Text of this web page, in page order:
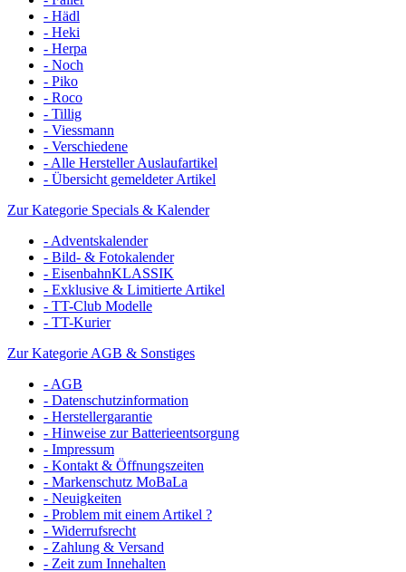
- Hädl
- Heki
- Herpa
- Noch
- Piko
- Roco
- Tillig
- Viessmann
- Verschiedene
- Alle Hersteller Auslaufartikel
- Übersicht gemeldeter Artikel
Zur Kategorie Specials & Kalender
- Adventskalender
- Bild- & Fotokalender
- EisenbahnKLASSIK
- Exklusive & Limitierte Artikel
- TT-Club Modelle
- TT-Kurier
Zur Kategorie AGB & Sonstiges
- AGB
- Datenschutzinformation
- Herstellergarantie
- Hinweise zur Batterieentsorgung
- Impressum
- Kontakt & Öffnungszeiten
- Markenschutz MoBaLa
- Neuigkeiten
- Problem mit einem Artikel ?
- Widerrufsrecht
- Zahlung & Versand
- Zeit zum Innehalten